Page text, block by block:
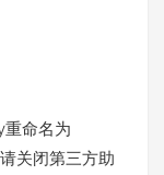
命名为
关闭第三方助